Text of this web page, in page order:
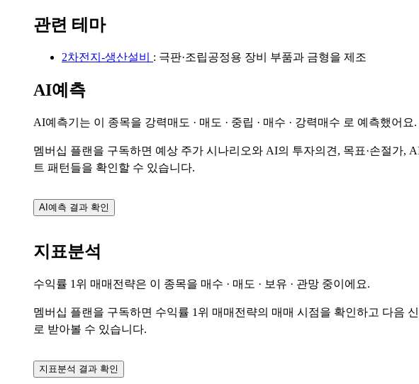
관련 테마
2차전지-생산설비 : 극판·조립공정용 장비 부품과 금형을 제조
AI예측
AI예측기는 이 종목을 강력매도 · 매도 · 중립 · 매수 · 강력매수 로 예측했어요.
멤버십 플랜을 구독하면 예상 주가 시나리오와 AI의 투자의견, 목표·손절가,
트 패턴들을 확인할 수 있습니다.
AI예측 결과 확인
지표분석
수익률 1위 매매전략은 이 종목을 매수 · 매도 · 보유 · 관망 중이에요.
멤버십 플랜을 구독하면 수익률 1위 매매전략의 매매 시점을 확인하고 다음
로 받아볼 수 있습니다.
지표분석 결과 확인